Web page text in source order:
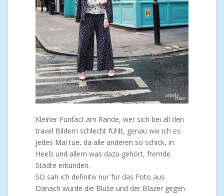
Kleiner Funfact am Rande, wer sich bei all den
travel Bildern schlecht fühlt, genau wie ich es
jedes Mal tue, da alle anderen so schick, in
Heels und allem was dazu gehört, fremde
Städte erkunden.
SO sah ich definitiv nur für das Foto aus.
Danach wurde die Bluse und der Blazer gegen